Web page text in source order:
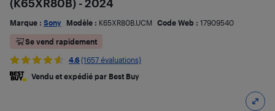
(K65XR80B) - 2024
Marque : Sony Modèle : K65XR80B.UCM Code Web : 17909540
Se vend rapidement
4.6 (1657 évaluations)
Vendu et expédié par Best Buy